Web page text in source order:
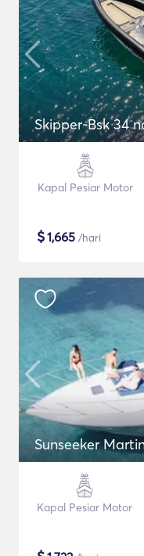
Skipper-Bsk 34
Kapal Pesiar Motor
$1,665 /hari
Sunseeker
Kapal Pesiar Motor